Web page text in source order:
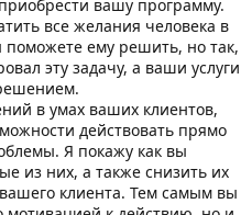
вашу программу.
все желания человека в
поможете ему решить, но так,
эту задачу, а ваши услуги
в умах ваших клиентов,
действовать прямо
Я покажу как вы
из них, а также снизить их
клиента. Тем самым вы